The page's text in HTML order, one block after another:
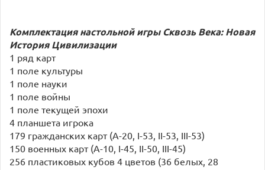
Комплектация настольной игры Сквозь Века: Новая
История Цивилизации
1 ряд карт
1 поле культуры
1 поле науки
1 поле войны
1 поле текущей эпохи
4 планшета игрока
179 гражданских карт (A-20, I-53, II-53, III-53)
150 военных карт (A-10, I-45, II-50, III-45)
256 пластиковых кубов 4 цветов (36 белых, 28